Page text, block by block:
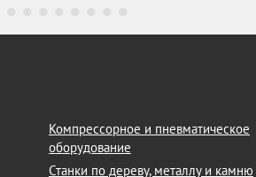
Компрессорное и пневматическое
оборудование
Станки по дереву, металлу и камню